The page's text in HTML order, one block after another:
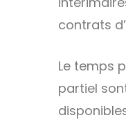
contrats
Le temps
partiel